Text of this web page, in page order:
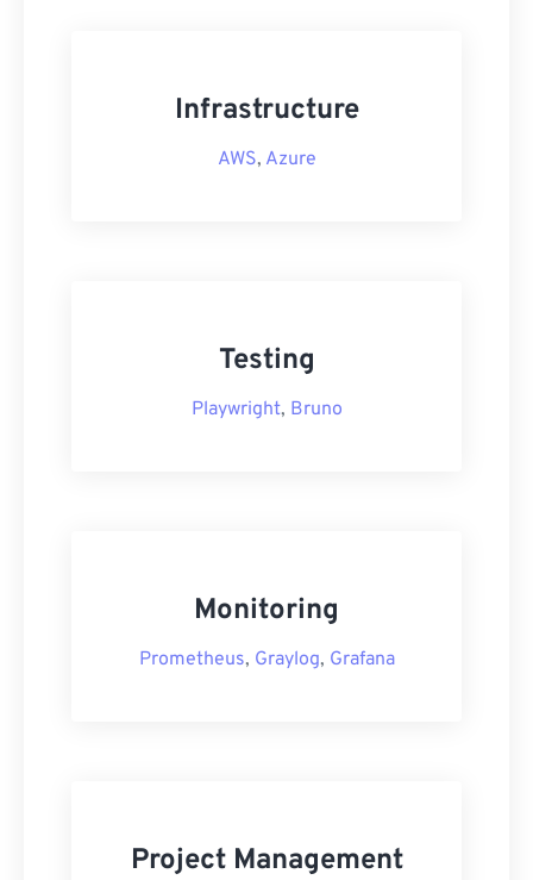
Infrastructure
AWS, Azure
Testing
Playwright, Bruno
Monitoring
Prometheus, Graylog, Grafana
Project Management